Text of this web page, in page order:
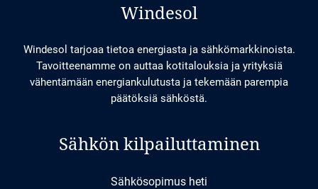
Windesol
Windesol tarjoaa tietoa energiasta ja sähkömarkkinoista.
Tavoitteenamme on auttaa kotitalouksia ja yrityksiä
vähentämään energiankulutusta ja tekemään parempia
päätöksiä sähköstä.
Sähkön kilpailuttaminen
Sähkösopimus heti